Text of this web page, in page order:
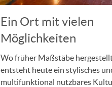
Ein Ort mit vielen
Möglichkeiten
Wo früher Maßstäbe
entsteht heute ein stylisches
multifunktional nutzbares